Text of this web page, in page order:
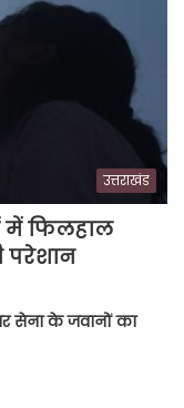
उत्तराखंड
में फिलहाल
परेशान
सेना के जवानों का